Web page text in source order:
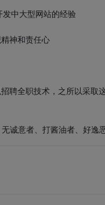
中大型网站的经验
神和责任心
聘全职技术，之所以采取
诚意者、打酱油者、好逸